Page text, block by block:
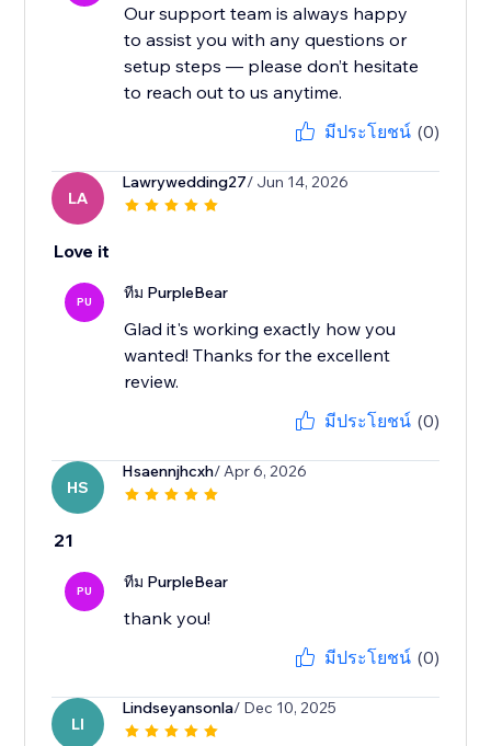
Our support team is always happy
to assist you with any questions or
setup steps — please don’t hesitate
to reach out to us anytime.
มีประโยชน์ (0)
LA
Lawrywedding27/ Jun 14, 2026
Love it
PU ทีม PurpleBear
Glad it's working exactly how you
wanted! Thanks for the excellent
review.
มีประโยชน์ (0)
HS
Hsaennjhcxh/ Apr 6, 2026
21
PU ทีม PurpleBear
thank you!
มีประโยชน์ (0)
LI
Lindseyansonla/ Dec 10, 2025